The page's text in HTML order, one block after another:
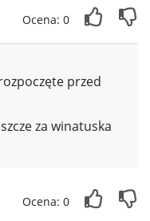
Ocena: 0
przed
za winatuska
Ocena: 0